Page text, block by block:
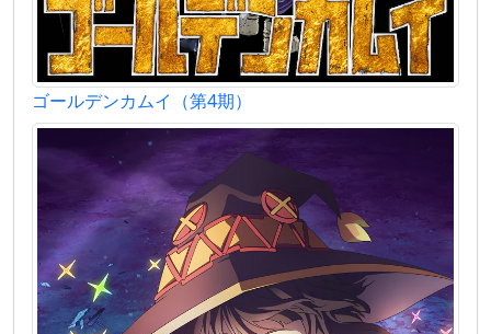
ゴールデンカムイ（第4期）